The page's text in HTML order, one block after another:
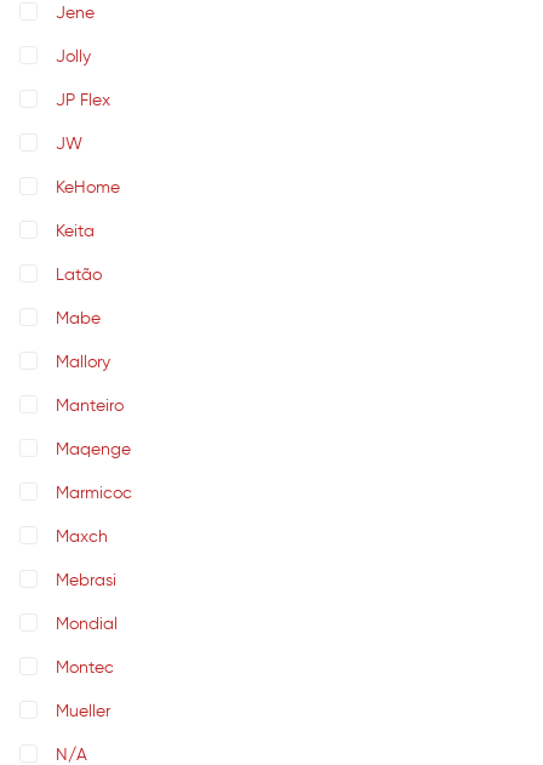
Jene
Jolly
JP Flex
JW
KeHome
Keita
Latão
Mabe
Mallory
Manteiro
Maqenge
Marmicoc
Maxch
Mebrasi
Mondial
Montec
Mueller
N/A